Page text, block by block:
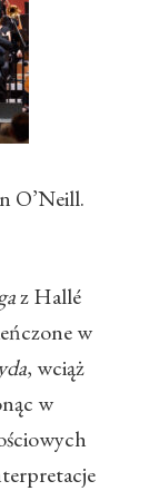
O’Neill.
z Hallé
w
, wciąż
w